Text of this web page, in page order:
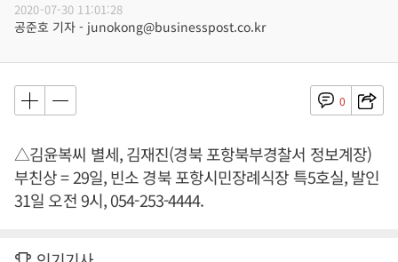
2020-07-30 11:01:28
공준호 기자 - junokong@businesspost.co.kr
0
△김윤복씨 별세, 김재진(경북 포항북부경찰서 정보계장)
부친상 = 29일, 빈소 경북 포항시민장례식장 특5호실, 발인
31일 오전 9시, 054-253-4444.